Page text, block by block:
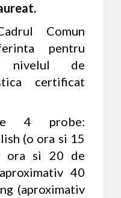
Comun
pentru
nivelul de
certificat
4 probe:
(o ora si 15
ora si 20 de
40
(aproximativ